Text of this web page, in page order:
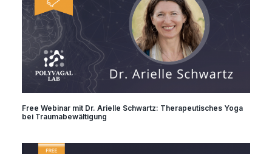
Free Webinar mit Dr. Arielle Schwartz: Therapeutisches Yoga
bei Traumabewältigung